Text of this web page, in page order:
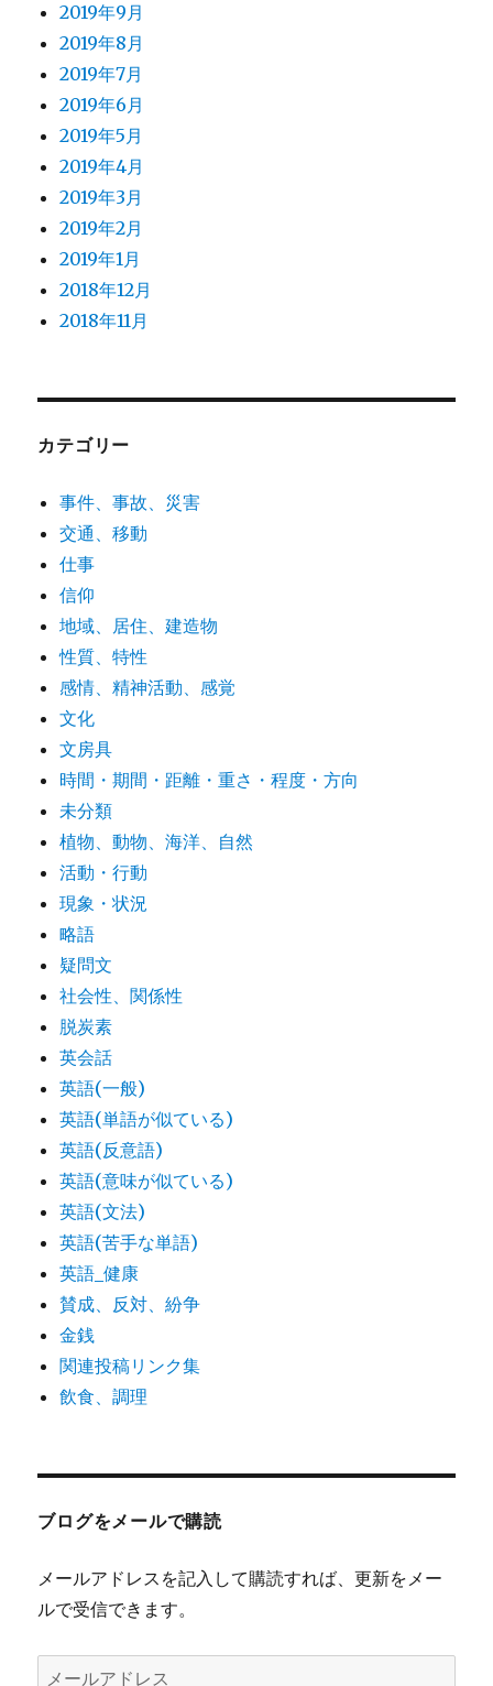
2019年9月
2019年8月
2019年7月
2019年6月
2019年5月
2019年4月
2019年3月
2019年2月
2019年1月
2018年12月
2018年11月
カテゴリー
事件、事故、災害
交通、移動
仕事
信仰
地域、居住、建造物
性質、特性
感情、精神活動、感覚
文化
文房具
時間・期間・距離・重さ・程度・方向
未分類
植物、動物、海洋、自然
活動・行動
現象・状況
略語
疑問文
社会性、関係性
脱炭素
英会話
英語(一般)
英語(単語が似ている)
英語(反意語)
英語(意味が似ている)
英語(文法)
英語(苦手な単語)
英語_健康
賛成、反対、紛争
金銭
関連投稿リンク集
飲食、調理
ブログをメールで購読
メールアドレスを記入して購読すれば、更新をメー
ルで受信できます。
メ